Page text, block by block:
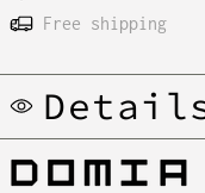
Free shipping